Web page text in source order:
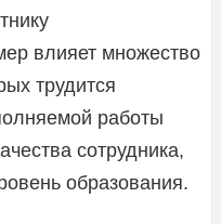
влияет множество
трудится
работы
сотрудника,
образования.